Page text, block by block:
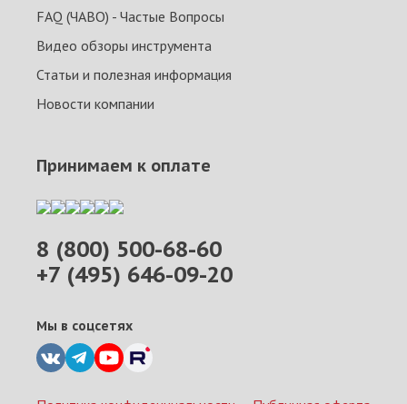
FAQ (ЧАВО) - Частые Вопросы
Видео обзоры инструмента
Статьи и полезная информация
Новости компании
8 (800) 500-68-60
+7 (495) 646-09-20
Мы в соцсетях
Принимаем к оплате